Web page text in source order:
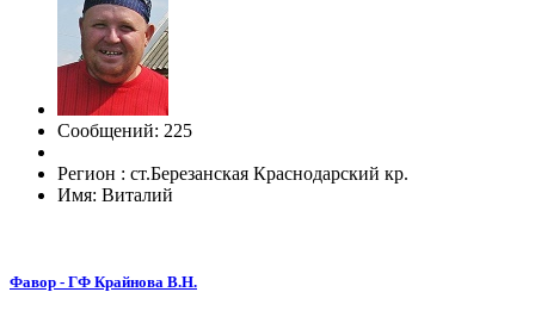
Сообщений: 225
Регион : ст.Березанская Краснодарский кр.
Имя: Виталий
Фавор - ГФ Крайнова В.Н.